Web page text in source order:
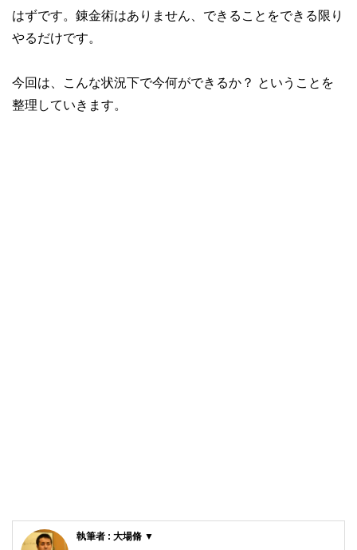
はずです。錬金術はありません、できることをできる限り
やるだけです。
今回は、こんな状況下で今何ができるか？ ということを
整理していきます。
執筆者 : 大場脩 ▼